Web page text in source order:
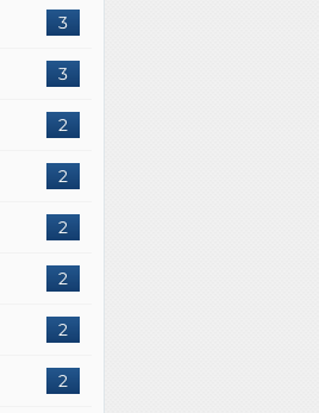
3
3
2
2
2
2
2
2